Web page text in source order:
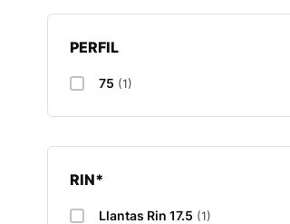
PERFIL
75 (1)
RIN*
Llantas Rin 17.5 (1)